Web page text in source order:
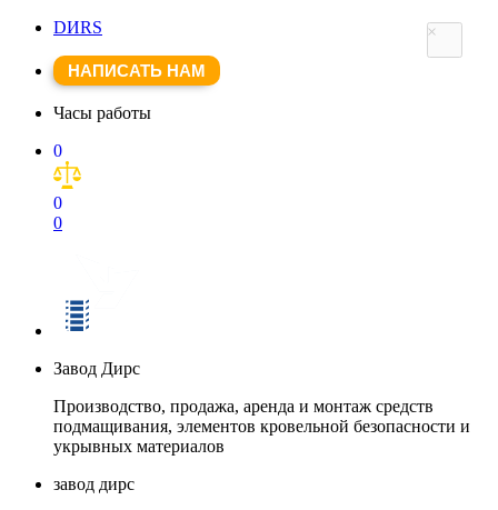
DИRS
НАПИСАТЬ НАМ
Часы работы
0
0
0
Завод Дирс
Производство, продажа, аренда и монтаж средств
подмащивания, элементов кровельной безопасности и
укрывных материалов
завод дирс
×